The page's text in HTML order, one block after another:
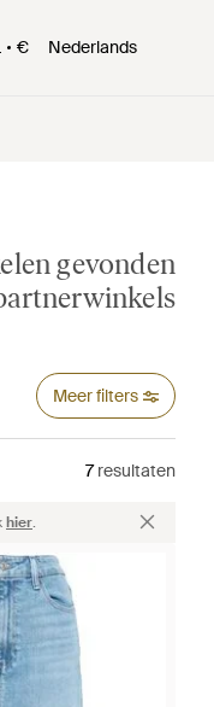
€ Nederlands
gevonden
Meer filters
7resultaten
hier.